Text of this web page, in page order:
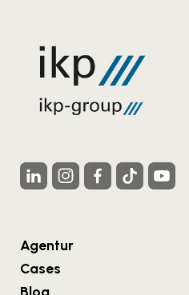
Agentur
Cases